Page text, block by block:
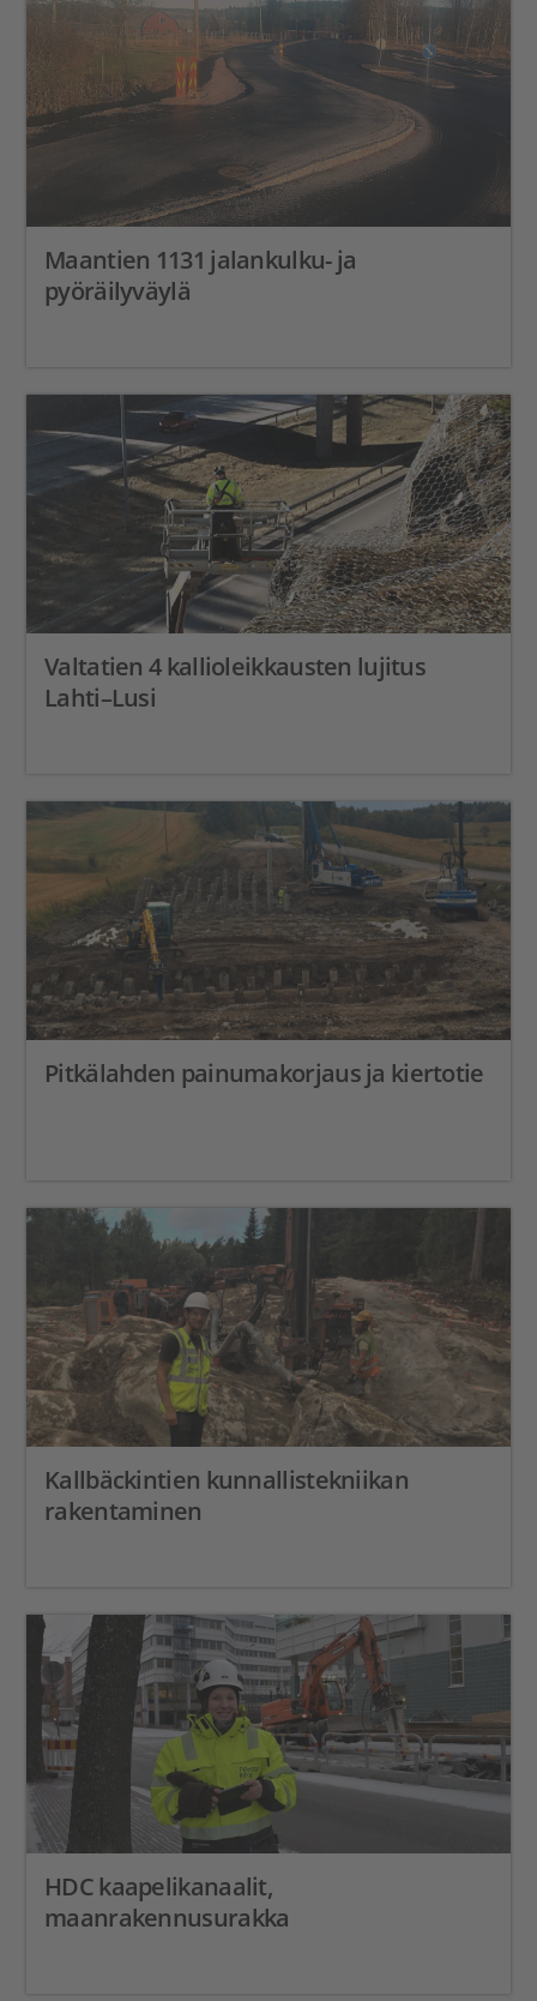
Maantien 1131 jalankulku- ja
pyöräilyväylä
Valtatien 4 kallioleikkausten lujitus
Lahti–Lusi
Pitkälahden painumakorjaus ja kiertotie
Kallbäckintien kunnallistekniikan
rakentaminen
HDC kaapelikanaalit,
maanrakennusurakka